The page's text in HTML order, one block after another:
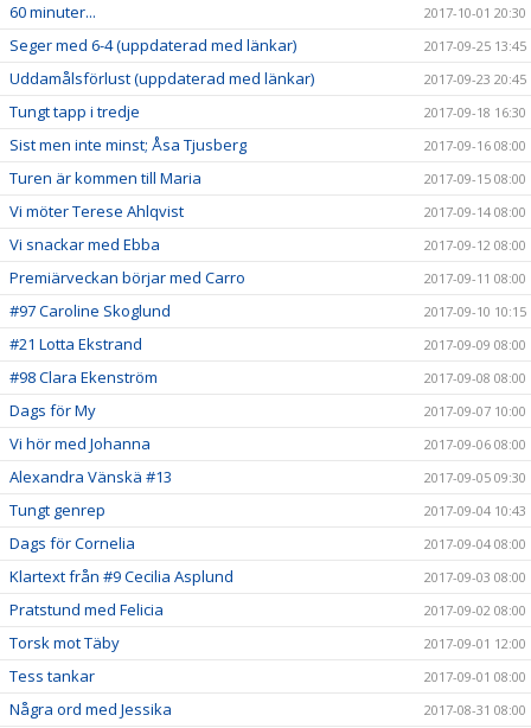
60 minuter... 2017-10-01 20:30
Seger med 6-4 (uppdaterad med länkar) 2017-09-25 13:45
Uddamålsförlust (uppdaterad med länkar) 2017-09-23 20:45
Tungt tapp i tredje 2017-09-18 16:30
Sist men inte minst; Åsa Tjusberg 2017-09-16 08:00
Turen är kommen till Maria 2017-09-15 08:00
Vi möter Terese Ahlqvist 2017-09-14 08:00
Vi snackar med Ebba 2017-09-12 08:00
Premiärveckan börjar med Carro 2017-09-11 08:00
#97 Caroline Skoglund 2017-09-10 10:15
#21 Lotta Ekstrand 2017-09-09 08:00
#98 Clara Ekenström 2017-09-08 08:00
Dags för My 2017-09-07 10:00
Vi hör med Johanna 2017-09-06 08:00
Alexandra Vänskä #13 2017-09-05 09:30
Tungt genrep 2017-09-04 10:43
Dags för Cornelia 2017-09-04 08:00
Klartext från #9 Cecilia Asplund 2017-09-03 08:00
Pratstund med Felicia 2017-09-02 08:00
Torsk mot Täby 2017-09-01 12:00
Tess tankar 2017-09-01 08:00
Några ord med Jessika 2017-08-31 08:00